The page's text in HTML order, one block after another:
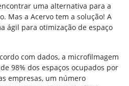
uma alternativa para a
Mas a Acervo tem a solução! A
ágil para otimização de espaço
com dados, a microfilmagem
98% dos espaços ocupados por
empresas, um número